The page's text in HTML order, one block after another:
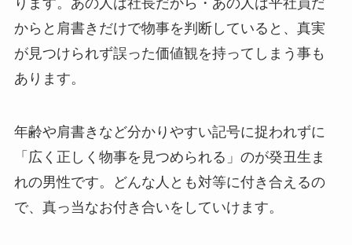
からと肩書きだけで物事を判断していると、真実
が見つけられず誤った価値観を持ってしまう事も
あります。
年齢や肩書きなど分かりやすい記号に捉われずに
「広く正しく物事を見つめられる」のが癸丑生ま
れの男性です。どんな人とも対等に付き合えるの
で、真っ当なお付き合いをしていけます。